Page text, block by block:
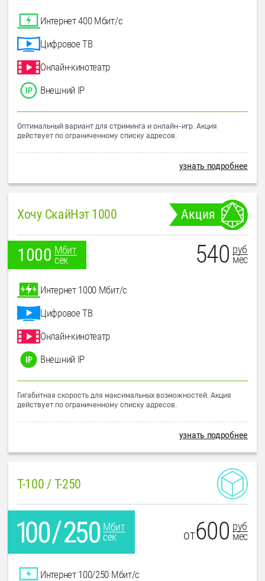
Интернет 400 Мбит/с
Цифровое ТВ
Онлайн-кинотеатр
Внешний IP
Оптимальный вариант для стриминга и онлайн-игр. Акция
действует по ограниченному списку адресов.
узнать подробнее
Хочу СкайНэт 1000 Акция
1000 Мбит
сек
540 руб
мес
Интернет 1000 Мбит/с
Цифровое ТВ
Онлайн-кинотеатр
Внешний IP
Гигабитная скорость для максимальных возможностей. Акция
действует по ограниченному списку адресов.
узнать подробнее
T-100 / T-250
Мбит
сек
от600 руб
мес
Интернет 100/250 Мбит/с